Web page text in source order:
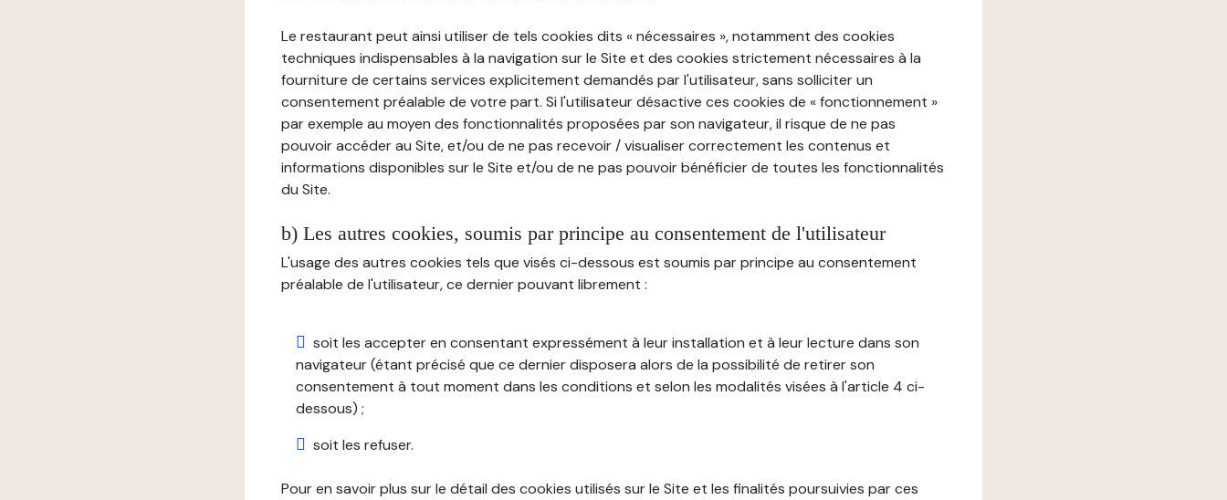
Le restaurant peut ainsi utiliser de tels cookies dits « nécessaires », notamment des cookies
techniques indispensables à la navigation sur le Site et des cookies strictement nécessaires à la
fourniture de certains services explicitement demandés par l'utilisateur, sans solliciter un
consentement préalable de votre part. Si l'utilisateur désactive ces cookies de « fonctionnement »
par exemple au moyen des fonctionnalités proposées par son navigateur, il risque de ne pas
pouvoir accéder au Site, et/ou de ne pas recevoir / visualiser correctement les contenus et
informations disponibles sur le Site et/ou de ne pas pouvoir bénéficier de toutes les fonctionnalités
du Site.
b) Les autres cookies, soumis par principe au consentement de l'utilisateur
L'usage des autres cookies tels que visés ci-dessous est soumis par principe au consentement
préalable de l'utilisateur, ce dernier pouvant librement :
soit les accepter en consentant expressément à leur installation et à leur lecture dans son
navigateur (étant précisé que ce dernier disposera alors de la possibilité de retirer son
consentement à tout moment dans les conditions et selon les modalités visées à l'article 4 ci-
dessous) ;
soit les refuser.
Pour en savoir plus sur le détail des cookies utilisés sur le Site et les finalités poursuivies par ces